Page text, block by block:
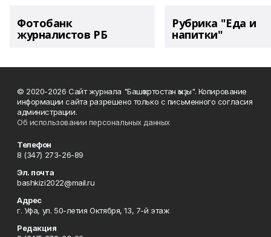
Фотобанк
журналистов РБ
Рубрика "Еда и
напитки"
© 2020-2026 Сайт журнала "Башҡортостан ҡыҙы". Копирование
информации сайта разрешено только с письменного согласия
администрации.
Об использовании персональных данных
Телефон
8 (347) 273-26-89
Эл. почта
bashkizi2022@mail.ru
Адрес
г. Уфа, ул. 50-летия Октября, 13, 7-й этаж
Редакция